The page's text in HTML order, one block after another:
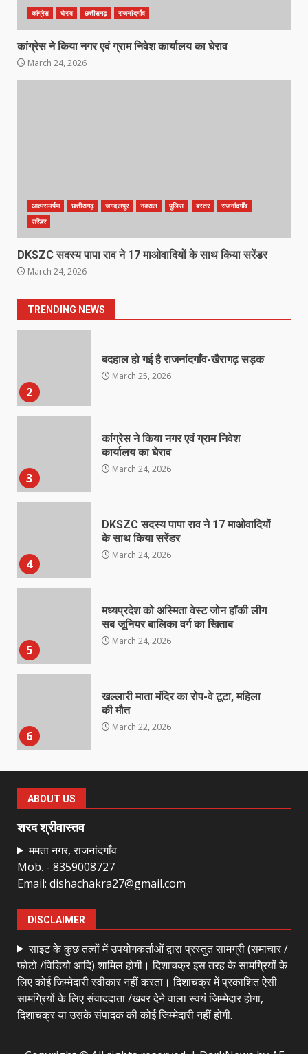
कांग्रेस घेराव छत्तीसगढ़ राजनांदगाँव
कांग्रेस ने किया नगर एवं ग्राम निवेश कार्यालय का घेराव
March 24, 2026
आत्मसमर्पण छत्तीसगढ़ जगदलपुर नक्सल पुलिस बस्तर
राजनांदगाँव
सरेंडर
DKSZC सदस्य पापा राव ने 17 माओवादियों के साथ किया सरेंडर
March 24, 2026
TRENDING NEWS
5
मध्यप्रदेश को अस्मिता वेस्ट जोन हॉकी लीग
सब जूनियर बालिका वर्ग का खिताब
March 24, 2026
7
March 21, 2026
1
March 25, 2026
2
बदहाल हो गई है राजनांदगाँव-खैरागढ़ सड़क
March 25, 2026
3
कांग्रेस ने किया नगर एवं ग्राम निवेश
कार्यालय का घेराव
March 24, 2026
4
DKSZC सदस्य पापा राव ने 17 माओवादियों
के साथ किया सरेंडर
March 24, 2026
5
मध्यप्रदेश को अस्मिता वेस्ट जोन हॉकी लीग
सब जूनियर बालिका वर्ग का खिताब
March 24, 2026
6
खल्लारी माता मंदिर का रोप-वे टूटा, महिला
की मौत
March 22, 2026
7
March 21, 2026
1
नाबालिक के प्रसव मामले में फरार आरोपी के
संबंध में इनाम की उद्घोषना
2
बदहाल हो गई है राजनांदगाँव-खैरागढ़ सड़क
March 25, 2026
ABOUT US
शरद श्रीवास्तव
ममता नगर, राजनांदगाँव
Mob. - 8359008727
Email: dishachakra27@gmail.com
DISCLAIMER
साइट के कुछ तत्वों में उपयोगकर्ताओं द्वारा प्रस्तुत सामग्री (समाचार /
फोटो /विडियो आदि) शामिल होगी। दिशाचक्र इस तरह के सामग्रियों के
लिए कोई जिम्मेदारी स्वीकार नहीं करता। दिशाचक्र में प्रकाशित ऐसी
सामग्रियों के लिए संवाददाता /खबर देने वाला स्वयं जिम्मेदार होगा,
दिशाचक्र या उसके संपादक की कोई जिम्मेदारी नहीं होगी.